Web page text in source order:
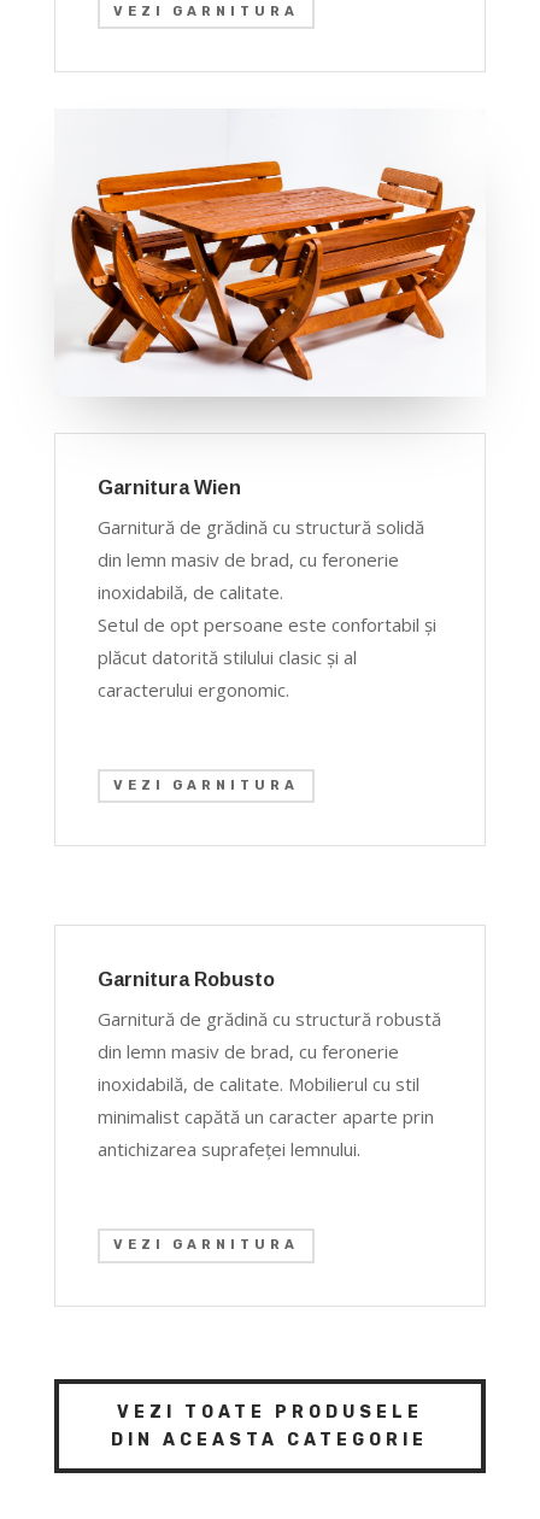
VEZI GARNITURA
Garnitura Wien
Garnitură de grădină cu structură solidă
din lemn masiv de brad, cu feronerie
inoxidabilă, de calitate.
Setul de opt persoane este confortabil şi
plăcut datorită stilului clasic şi al
caracterului ergonomic.
VEZI GARNITURA
Garnitura Robusto
Garnitură de grădină cu structură robustă
din lemn masiv de brad, cu feronerie
inoxidabilă, de calitate. Mobilierul cu stil
minimalist capătă un caracter aparte prin
antichizarea suprafeţei lemnului.
VEZI GARNITURA
VEZI TOATE PRODUSELE
DIN ACEASTA CATEGORIE